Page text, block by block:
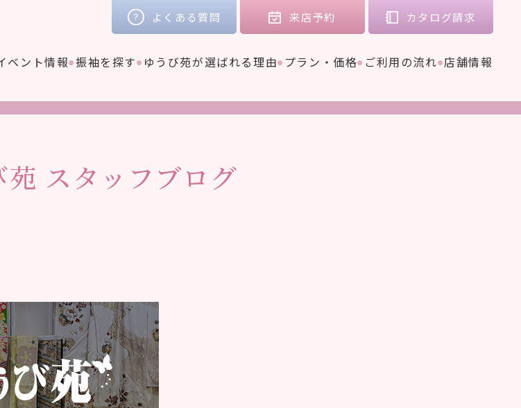
ベント情報 振袖を探す ゆうび苑が選ばれる理由 プラン・価格 ご利用の流れ 店舗情報
よくある質問 来店予約 カタログ請求
苑 スタッフブログ